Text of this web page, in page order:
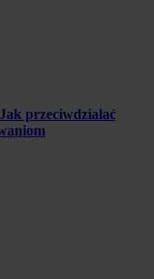
przeciwdziałać